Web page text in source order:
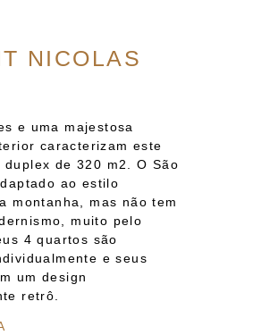
NICOLAS
e uma majestosa
caracterizam este
duplex de 320 m2. O São
ao estilo
montanha, mas não tem
muito pelo
4 quartos são
e seus
um design
retrô.